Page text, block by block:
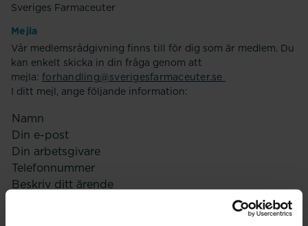
Sveriges Farmaceuter
Mejla
Vår medlemsrådgivning finns till för dig som är medlem. Du
kan enkelt skicka in din fråga genom att
mejla: forhandling@sverigesfarmaceuter.se
I ditt mejl, ange följande information:
Namn
Din e-post
Din arbetsgivare
Telefonnummer
Beskriv ditt ärende